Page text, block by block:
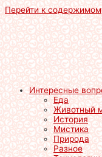
Перейти к
Интересные
Еда
Животный
История
Мистика
Природа
Разное